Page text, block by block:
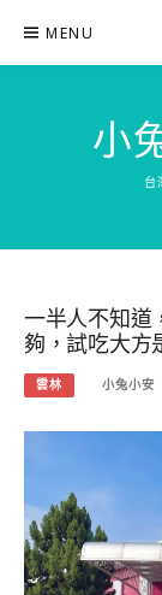
content
MENU
小
台
一半人不知道
夠，試吃大方
雲林 小兔小安